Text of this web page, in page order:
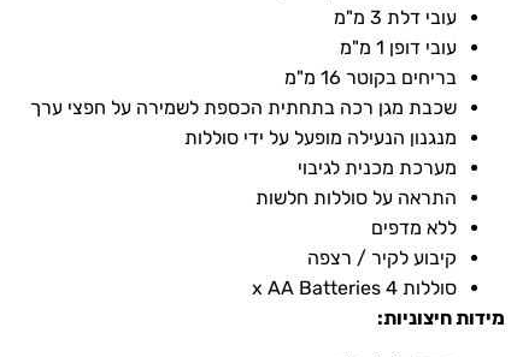
עובי דלת 3 מ"מ
עובי דופן 1 מ"מ
בריחים בקוטר 16 מ"מ
שכבת מגן רכה בתחתית הכספת לשמירה על חפצי ערך
מנגנון הנעילה מופעל על ידי סוללות
מערכת מכנית לגיבוי
התראה על סוללות חלשות
ללא מדפים
קיבוע לקיר / רצפה
סוללות 4 x AA Batteries
מידות חיצוניות: